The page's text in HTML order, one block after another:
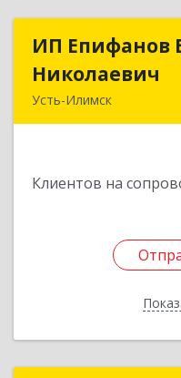
ИП Епифанов
Николаевич
Усть-Илимск
Клиентов на